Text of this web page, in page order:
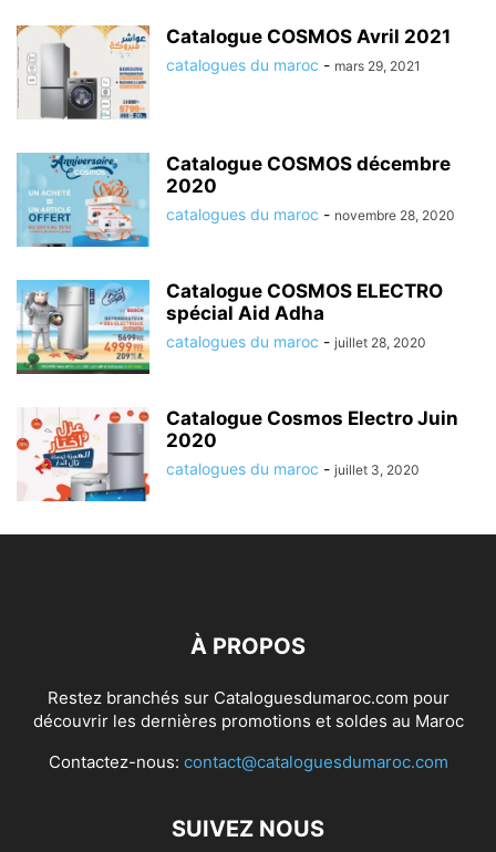
Catalogue COSMOS Avril 2021
catalogues du maroc - mars 29, 2021
Catalogue COSMOS décembre
2020
catalogues du maroc - novembre 28, 2020
Catalogue COSMOS ELECTRO
spécial Aid Adha
catalogues du maroc - juillet 28, 2020
Catalogue Cosmos Electro Juin
2020
catalogues du maroc - juillet 3, 2020
À PROPOS
Restez branchés sur Cataloguesdumaroc.com pour
découvrir les dernières promotions et soldes au Maroc
Contactez-nous: contact@cataloguesdumaroc.com
SUIVEZ NOUS